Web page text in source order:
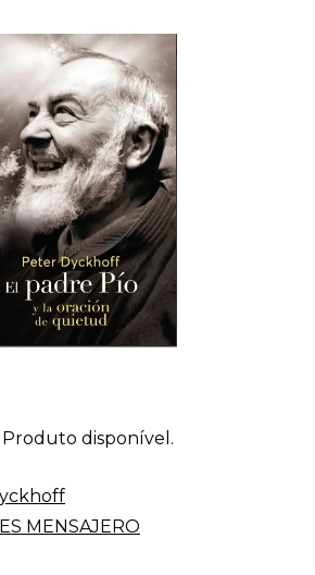
Produto disponível.
MENSAJERO